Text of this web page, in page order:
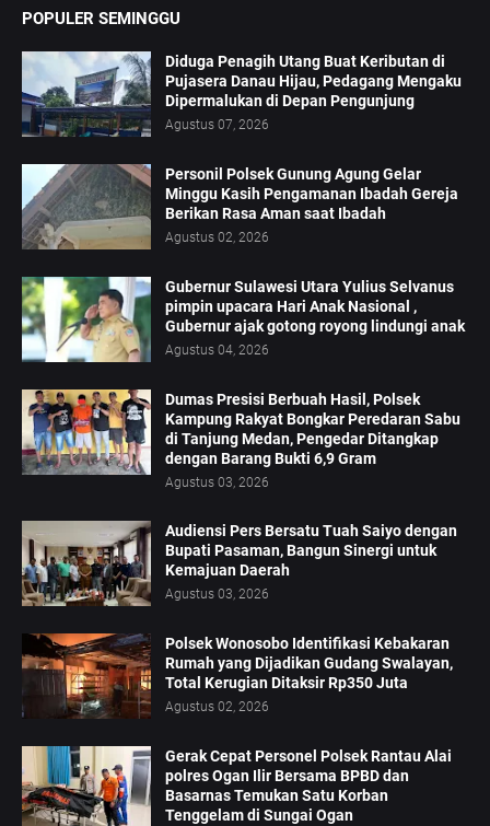
POPULER SEMINGGU
Diduga Penagih Utang Buat Keributan di
Pujasera Danau Hijau, Pedagang Mengaku
Dipermalukan di Depan Pengunjung
Agustus 07, 2026
Personil Polsek Gunung Agung Gelar
Minggu Kasih Pengamanan Ibadah Gereja
Berikan Rasa Aman saat Ibadah
Agustus 02, 2026
Gubernur Sulawesi Utara Yulius Selvanus
pimpin upacara Hari Anak Nasional ,
Gubernur ajak gotong royong lindungi anak
Agustus 04, 2026
Dumas Presisi Berbuah Hasil, Polsek
Kampung Rakyat Bongkar Peredaran Sabu
di Tanjung Medan, Pengedar Ditangkap
dengan Barang Bukti 6,9 Gram
Agustus 03, 2026
Audiensi Pers Bersatu Tuah Saiyo dengan
Bupati Pasaman, Bangun Sinergi untuk
Kemajuan Daerah
Agustus 03, 2026
Polsek Wonosobo Identifikasi Kebakaran
Rumah yang Dijadikan Gudang Swalayan,
Total Kerugian Ditaksir Rp350 Juta
Agustus 02, 2026
Gerak Cepat Personel Polsek Rantau Alai
polres Ogan Ilir Bersama BPBD dan
Basarnas Temukan Satu Korban
Tenggelam di Sungai Ogan